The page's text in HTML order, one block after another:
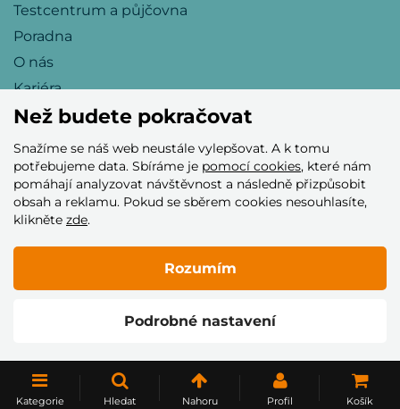
Testcentrum a půjčovna
Poradna
O nás
Kariéra
Přijímáme tyto platební karty
© 2005–2026 Helia Trade s.r.o.
Kategorie Hledat Nahoru Profil Košík
Než budete pokračovat
Snažíme se náš web neustále vylepšovat. A k tomu
potřebujeme data. Sbíráme je pomocí cookies, které nám
pomáhají analyzovat návštěvnost a následně přizpůsobit
obsah a reklamu. Pokud se sběrem cookies nesouhlasíte,
klikněte zde.
Podrobné nastavení
Rozumím